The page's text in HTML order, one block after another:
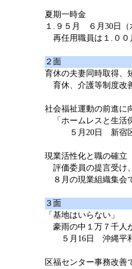
夏期一時金
１.９５月 ６月30日（
再任用職員は１.００
２面
育休の夫妻同時取得、
育休、介護等制度改
社会福祉運動の前進に
「ホームレスと生活
５月20日 新宿区ケ
現業活性化と職の確立
評価委員の提言受け
８月の現業組織集会
３面
「基地はいらない」
豪雨の中１万７千人
５月16日 沖縄平
区福センター事務改善